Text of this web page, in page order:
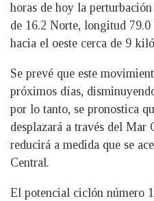
horas de hoy la
de 16.2 Norte, longitud
hacia el oeste cerca de 9
Se prevé que este
próximos días,
por lo tanto, se pronostica
desplazará a través del Mar
reducirá a medida que se
Central.
El potencial ciclón número